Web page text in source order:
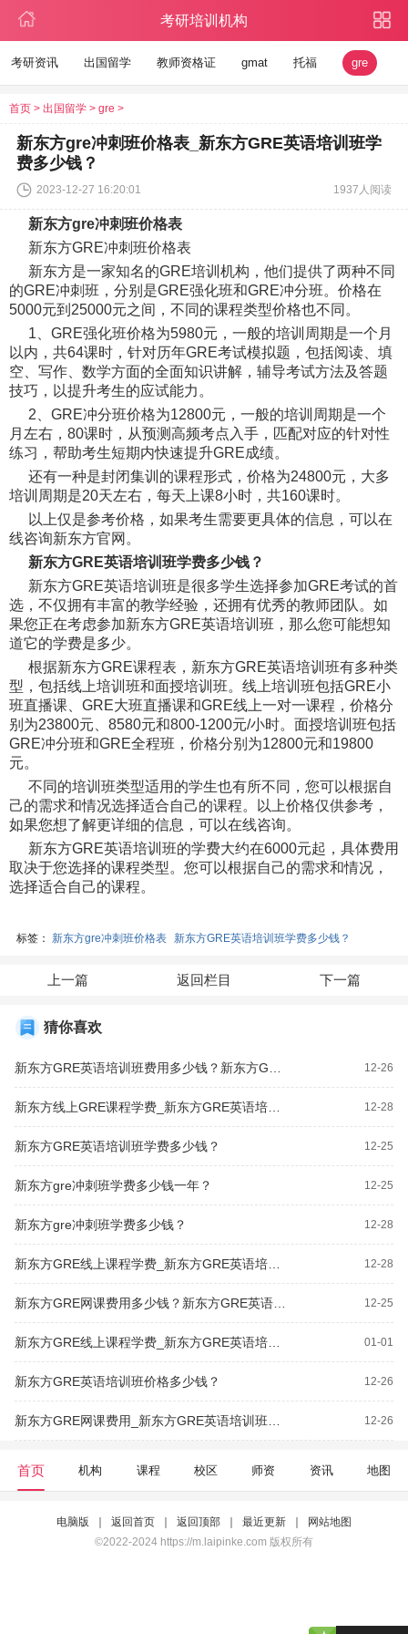
考研培训机构
考研资讯 出国留学 教师资格证 gmat 托福 gre
首页 > 出国留学 > gre >
新东方gre冲刺班价格表_新东方GRE英语培训班学
费多少钱？
2023-12-27 16:20:01 1937人阅读
新东方gre冲刺班价格表
新东方GRE冲刺班价格表
新东方是一家知名的GRE培训机构，他们提供了两种不同
的GRE冲刺班，分别是GRE强化班和GRE冲分班。价格在
5000元到25000元之间，不同的课程类型价格也不同。
1、GRE强化班价格为5980元，一般的培训周期是一个月
以内，共64课时，针对历年GRE考试模拟题，包括阅读、填
空、写作、数学方面的全面知识讲解，辅导考试方法及答题
技巧，以提升考生的应试能力。
2、GRE冲分班价格为12800元，一般的培训周期是一个
月左右，80课时，从预测高频考点入手，匹配对应的针对性
练习，帮助考生短期内快速提升GRE成绩。
还有一种是封闭集训的课程形式，价格为24800元，大多
培训周期是20天左右，每天上课8小时，共160课时。
以上仅是参考价格，如果考生需要更具体的信息，可以在
线咨询新东方官网。
新东方GRE英语培训班学费多少钱？
新东方GRE英语培训班是很多学生选择参加GRE考试的首
选，不仅拥有丰富的教学经验，还拥有优秀的教师团队。如
果您正在考虑参加新东方GRE英语培训班，那么您可能想知
道它的学费是多少。
根据新东方GRE课程表，新东方GRE英语培训班有多种类
型，包括线上培训班和面授培训班。线上培训班包括GRE小
班直播课、GRE大班直播课和GRE线上一对一课程，价格分
别为23800元、8580元和800-1200元/小时。面授培训班包括
GRE冲分班和GRE全程班，价格分别为12800元和19800
元。
不同的培训班类型适用的学生也有所不同，您可以根据自
己的需求和情况选择适合自己的课程。以上价格仅供参考，
如果您想了解更详细的信息，可以在线咨询。
新东方GRE英语培训班的学费大约在6000元起，具体费用
取决于您选择的课程类型。您可以根据自己的需求和情况，
选择适合自己的课程。
标签： 新东方gre冲刺班价格表 新东方GRE英语培训班学费多少钱？
上一篇 返回栏目 下一篇
猜你喜欢
12-26
12-28
新东方GRE英语培训班学费多少钱？ 12-25
新东方gre冲刺班学费多少钱一年？ 12-25
新东方gre冲刺班学费多少钱？ 12-28
12-28
12-25
01-01
新东方GRE英语培训班价格多少钱？ 12-26
12-26
首页 机构 课程 校区 师资 资讯 地图
电脑版 返回首页 返回顶部 最近更新
网站地图
©2022-2024 https://m.laipinke.com 版权所有